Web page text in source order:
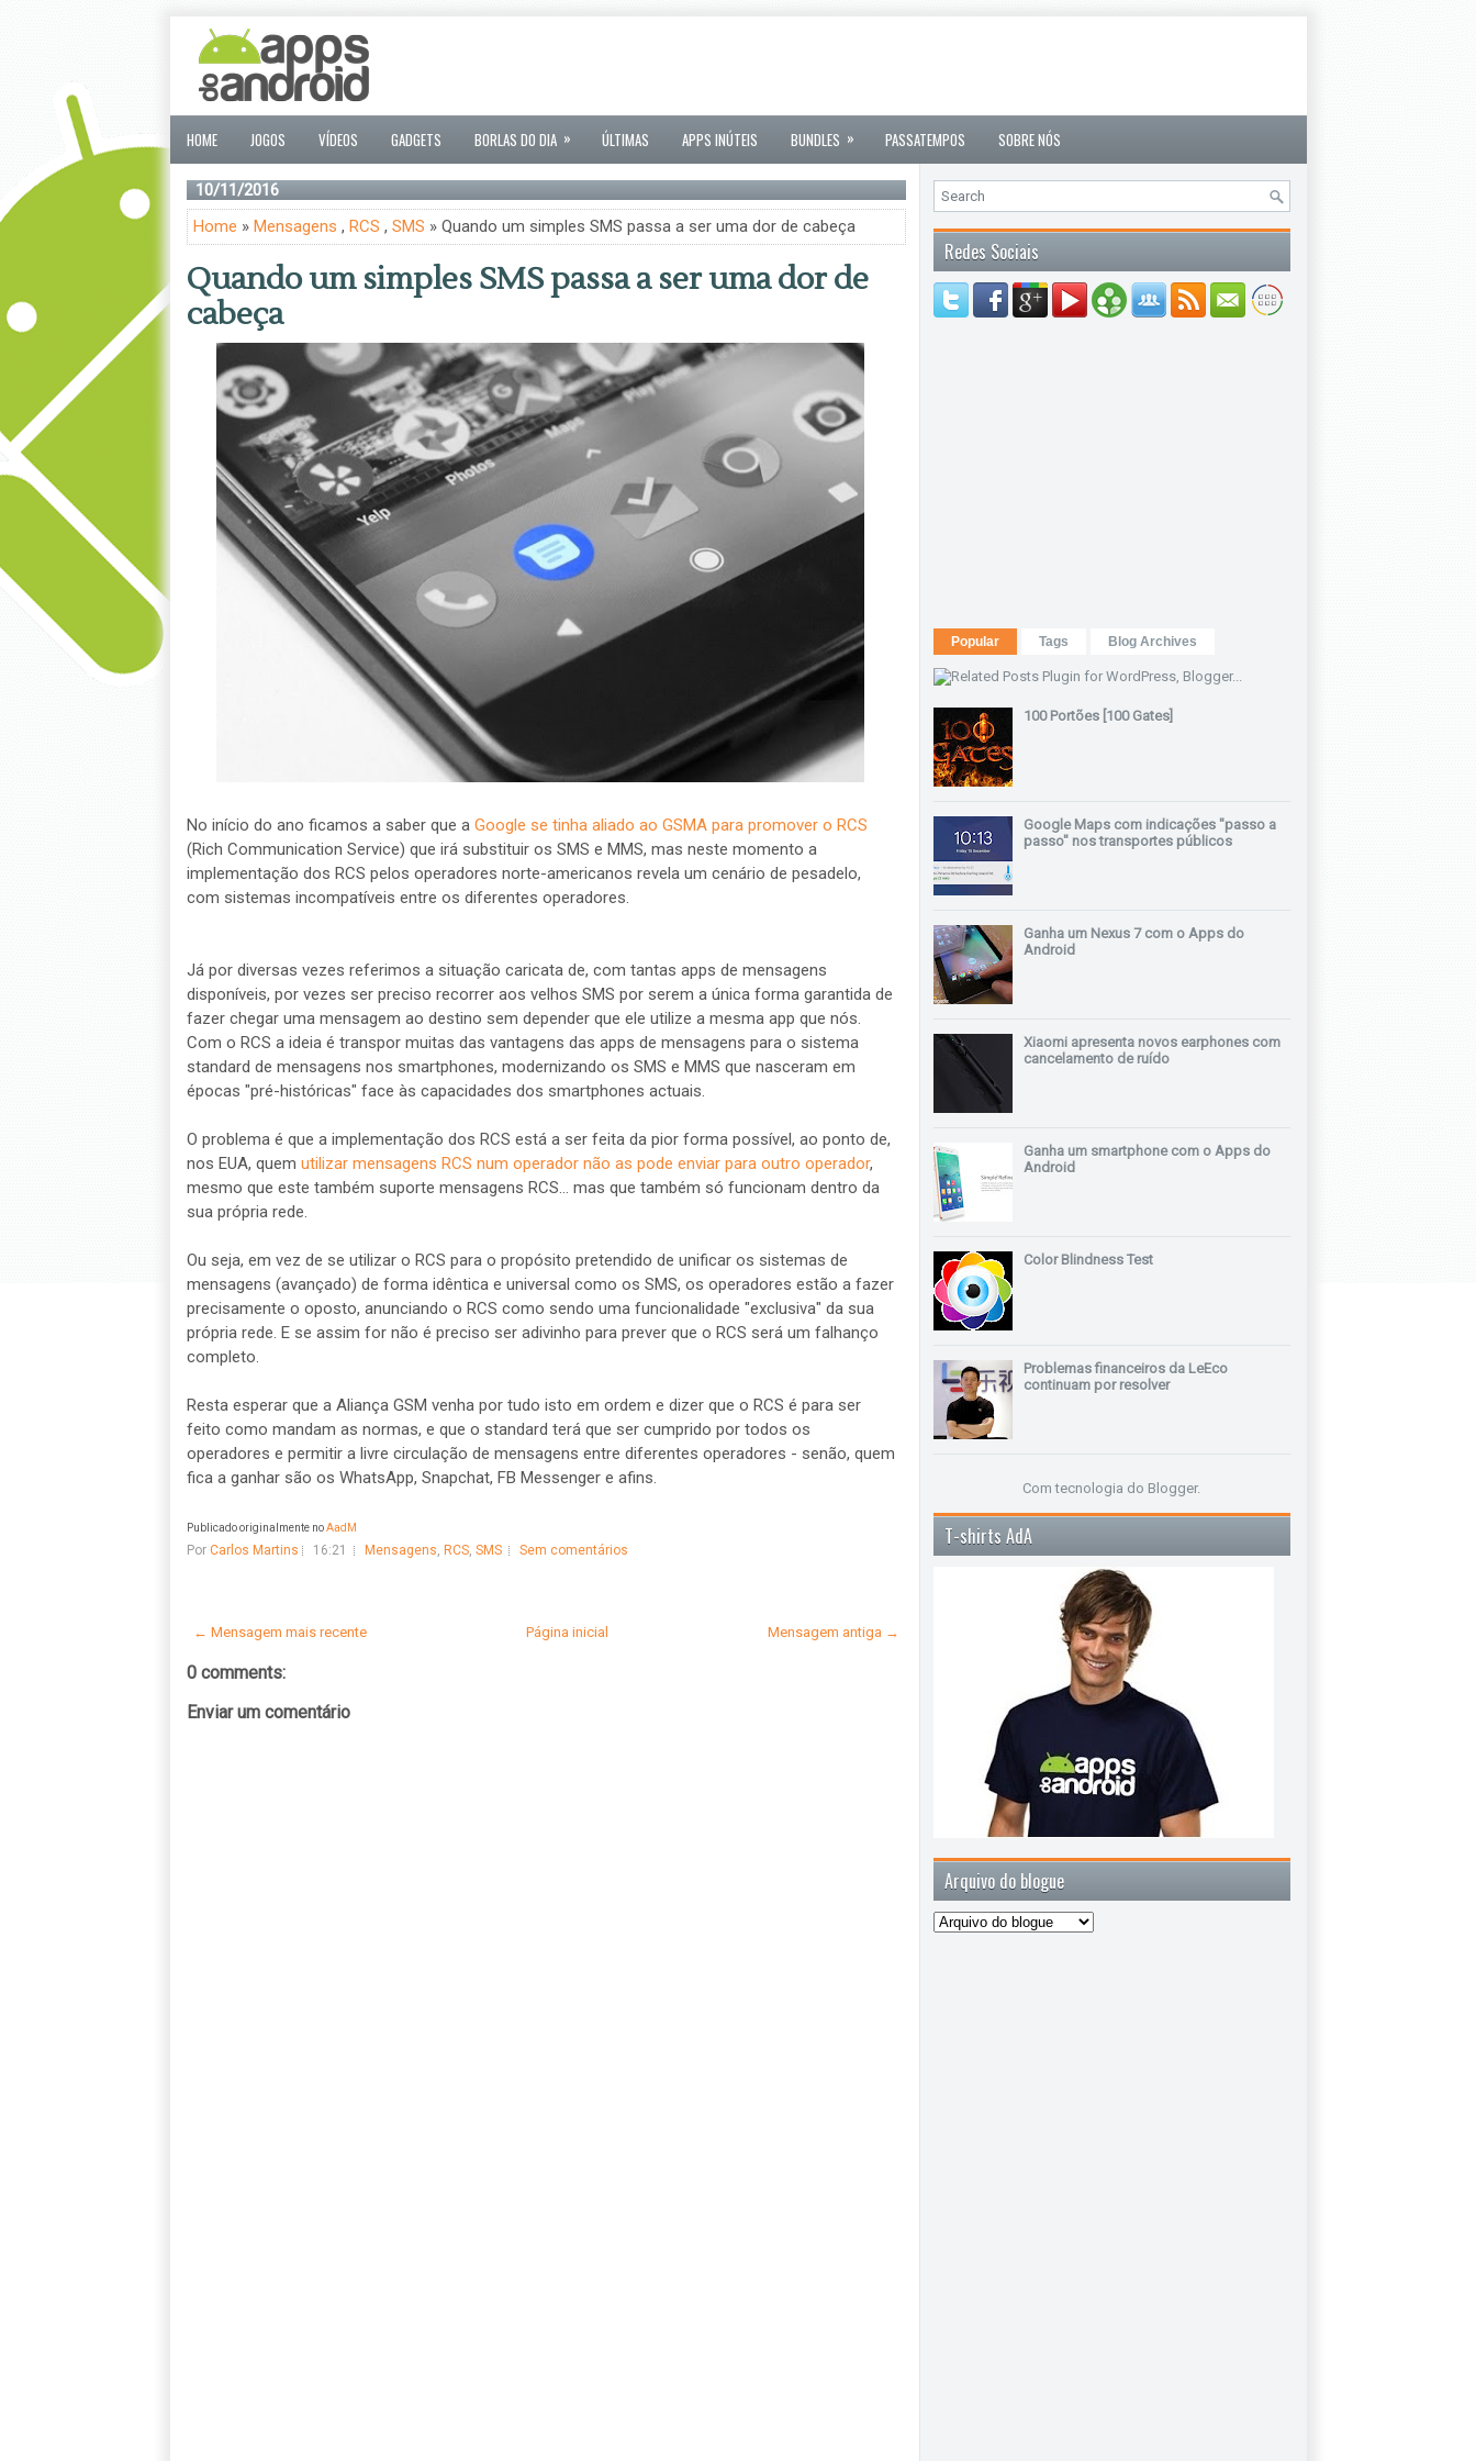
HOME JOGOS VÍDEOS GADGETS BORLAS DO DIA » ÚLTIMAS APPS INÚTEIS BUNDLES » PASSATEMPOS SOBRE NÓS
10/11/2016
Home » Mensagens , RCS , SMS » Quando um simples SMS passa a ser uma dor de cabeça
Quando um simples SMS passa a ser uma dor de
cabeça
No início do ano ficamos a saber que a Google se tinha aliado ao GSMA para promover o RCS
(Rich Communication Service) que irá substituir os SMS e MMS, mas neste momento a
implementação dos RCS pelos operadores norte-americanos revela um cenário de pesadelo,
com sistemas incompatíveis entre os diferentes operadores.
Já por diversas vezes referimos a situação caricata de, com tantas apps de mensagens
disponíveis, por vezes ser preciso recorrer aos velhos SMS por serem a única forma garantida de
fazer chegar uma mensagem ao destino sem depender que ele utilize a mesma app que nós.
Com o RCS a ideia é transpor muitas das vantagens das apps de mensagens para o sistema
standard de mensagens nos smartphones, modernizando os SMS e MMS que nasceram em
épocas "pré-históricas" face às capacidades dos smartphones actuais.
O problema é que a implementação dos RCS está a ser feita da pior forma possível, ao ponto de,
nos EUA, quem utilizar mensagens RCS num operador não as pode enviar para outro operador,
mesmo que este também suporte mensagens RCS... mas que também só funcionam dentro da
sua própria rede.
Ou seja, em vez de se utilizar o RCS para o propósito pretendido de unificar os sistemas de
mensagens (avançado) de forma idêntica e universal como os SMS, os operadores estão a fazer
precisamente o oposto, anunciando o RCS como sendo uma funcionalidade "exclusiva" da sua
própria rede. E se assim for não é preciso ser adivinho para prever que o RCS será um falhanço
completo.
Resta esperar que a Aliança GSM venha por tudo isto em ordem e dizer que o RCS é para ser
feito como mandam as normas, e que o standard terá que ser cumprido por todos os
operadores e permitir a livre circulação de mensagens entre diferentes operadores - senão, quem
fica a ganhar são os WhatsApp, Snapchat, FB Messenger e afins.
Publicado originalmente noAadM
Por Carlos Martins 16:21 Mensagens, RCS, SMS Sem comentários
← Mensagem mais recente Mensagem antiga →
Página inicial
0 comments:
Enviar um comentário
Redes Sociais
Popular Tags Blog Archives
100 Portões [100 Gates]
Google Maps com indicações "passo a
passo" nos transportes públicos
Ganha um Nexus 7 com o Apps do
Android
Xiaomi apresenta novos earphones com
cancelamento de ruído
Ganha um smartphone com o Apps do
Android
Color Blindness Test
Problemas financeiros da LeEco
continuam por resolver
Com tecnologia do Blogger.
T-shirts AdA
Arquivo do blogue